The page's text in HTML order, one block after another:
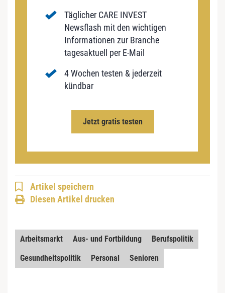
Täglicher CARE INVEST
Newsflash mit den wichtigen
Informationen zur Branche
tagesaktuell per E-Mail
4 Wochen testen & jederzeit
kündbar
Jetzt gratis testen
Artikel speichern
Diesen Artikel drucken
Arbeitsmarkt Aus- und Fortbildung
Berufspolitik
Gesundheitspolitik
Personal Senioren